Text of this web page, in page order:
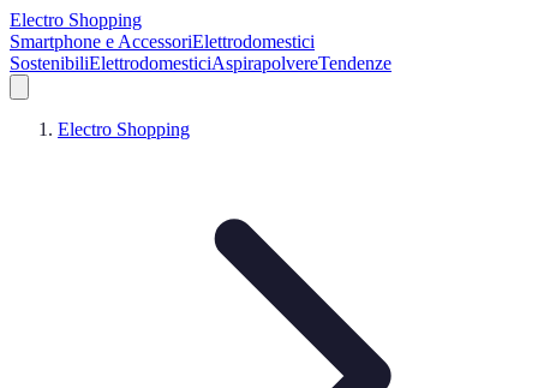
Electro Shopping
Smartphone e AccessoriElettrodomestici
SostenibiliElettrodomesticiAspirapolvereTendenze
Electro Shopping